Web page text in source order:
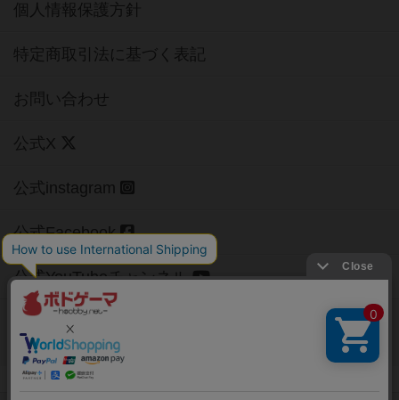
個人情報保護方針
特定商取引法に基づく表記
お問い合わせ
公式X
公式instagram
公式Facebook
公式YouTubeチャンネル